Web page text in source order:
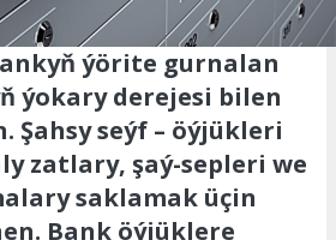
ýörite gurnalan
ýokary derejesi bilen
Şahsy seýf – öýjükleri
zatlary, şaý-sepleri we
saklamak üçin
Bank öýjüklere